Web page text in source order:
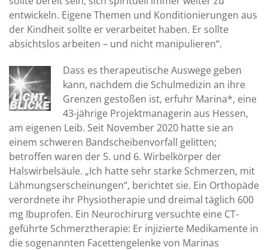
entwickeln. Eigene Themen und Konditionierungen aus
der Kindheit sollte er verarbeitet haben. Er sollte
absichtslos arbeiten – und nicht manipulieren“.
Dass es therapeutische Auswege geben
kann, nachdem die Schulmedizin an ihre
Grenzen gestoßen ist, erfuhr Marina*, eine
43-jährige Projektmanagerin aus Hessen,
am eigenen Leib. Seit November 2020 hatte sie an
einem schweren Bandscheibenvorfall gelitten;
betroffen waren der 5. und 6. Wirbelkörper der
Halswirbelsäule. „Ich hatte sehr starke Schmerzen, mit
Lähmungserscheinungen“, berichtet sie. Ein Orthopäde
verordnete ihr Physiotherapie und dreimal täglich 600
mg Ibuprofen. Ein Neurochirurg versuchte eine CT-
geführte Schmerztherapie: Er injizierte Medikamente in
die sogenannten Facettengelenke von Marinas